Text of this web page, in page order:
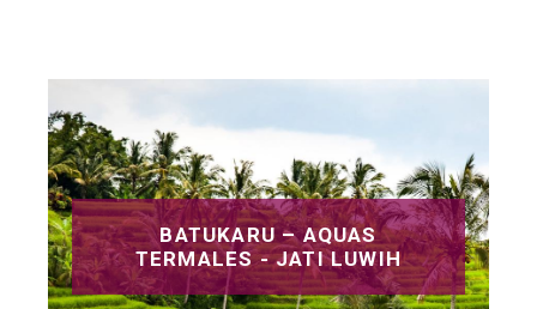
BATUKARU – AQUAS
TERMALES - JATI LUWIH